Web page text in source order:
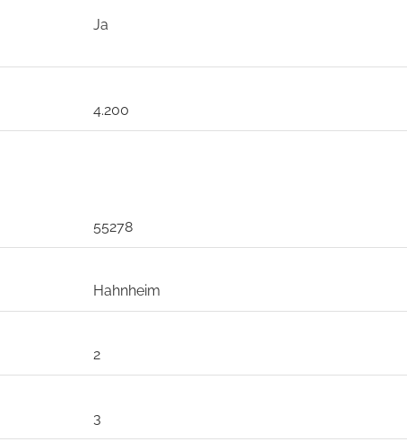
Ja
4.200
55278
Hahnheim
2
3